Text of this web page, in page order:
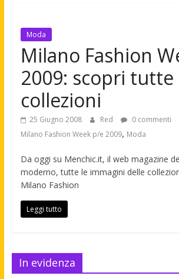
news
moda
maschile
Moda
Milano Fashion
2009: scopri tutte
collezioni
25 Giugno 2008 Red 0 commenti
Milano Fashion Week p/e 2009, Moda
Da oggi su Menchic.it, il web magazine
moderno, tutte le immagini delle
Milano Fashion
Leggi tutto
In evidenza